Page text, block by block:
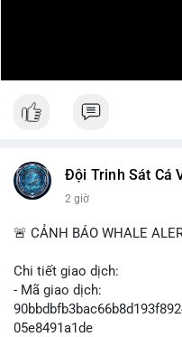
Đội Trinh Sát Cá
2 giờ
🚨 CẢNH BÁO WHALE
Chi tiết giao dịch:
- Mã giao dịch:
05e8491a1de